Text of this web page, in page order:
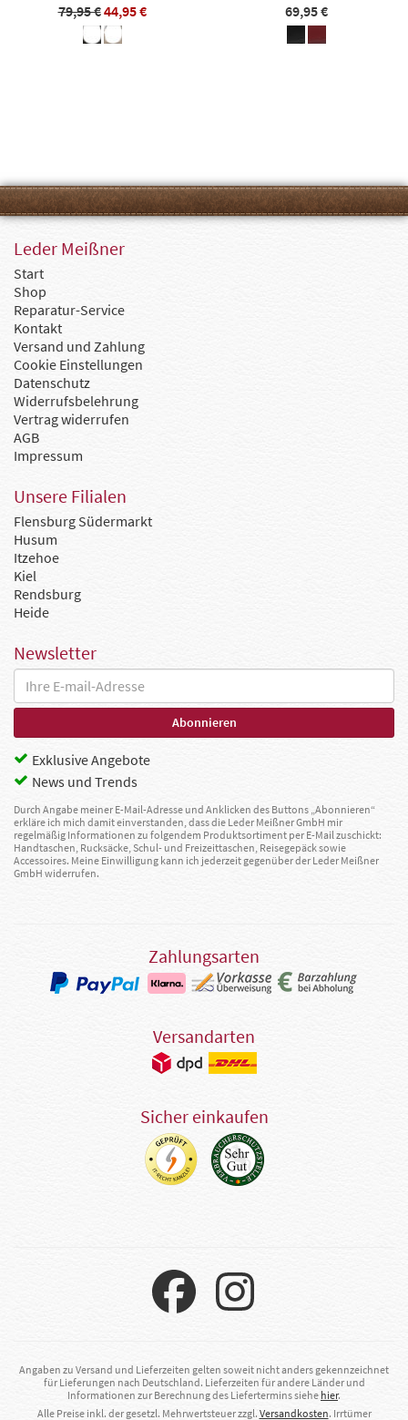
79,95 €44,95 €
69,95 €
Leder Meißner
Start
Shop
Reparatur-Service
Kontakt
Versand und Zahlung
Cookie Einstellungen
Datenschutz
Widerrufsbelehrung
Vertrag widerrufen
AGB
Impressum
Unsere Filialen
Flensburg Südermarkt
Husum
Itzehoe
Kiel
Rendsburg
Heide
Newsletter
Exklusive Angebote
News und Trends
Durch Angabe meiner E-Mail-Adresse und Anklicken des Buttons „Abonnieren“
erkläre ich mich damit einverstanden, dass die Leder Meißner GmbH mir
regelmäßig Informationen zu folgendem Produktsortiment per E-Mail zuschickt:
Handtaschen, Rucksäcke, Schul- und Freizeittaschen, Reisegepäck sowie
Accessoires. Meine Einwilligung kann ich jederzeit gegenüber der Leder Meißner
GmbH widerrufen.
Zahlungsarten
Versandarten
Sicher einkaufen
Angaben zu Versand und Lieferzeiten gelten soweit nicht anders gekennzeichnet
für Lieferungen nach Deutschland. Lieferzeiten für andere Länder und
Informationen zur Berechnung des Liefertermins siehe hier.
Alle Preise inkl. der gesetzl. Mehrwertsteuer zzgl. Versandkosten. Irrtümer